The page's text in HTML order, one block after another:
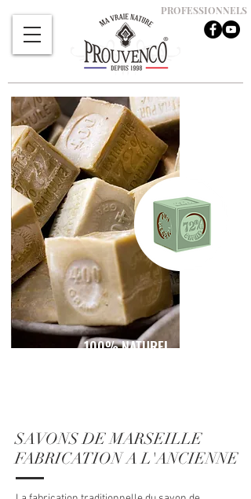
PROFESSIONNELS
100% NATUREL
SAVONS DE MARSEILLE
FABRICATION A L'ANCIENNE